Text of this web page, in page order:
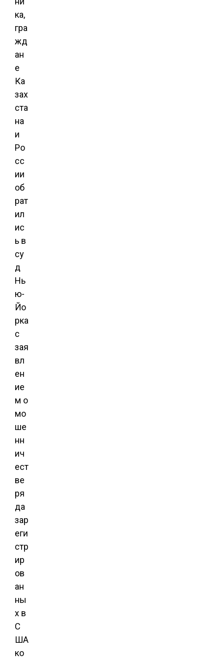
ка,
гра
жд
ан
е
Ка
зах
ста
на
и
Ро
сс
ии
об
рат
ил
ис
ь в
су
д
Нь
ю-
Йо
рка
с
зая
вл
ен
ие
м о
мо
ше
нн
ич
ест
ве
ря
да
зар
еги
стр
ир
ов
ан
ны
х в
С
ША
ко